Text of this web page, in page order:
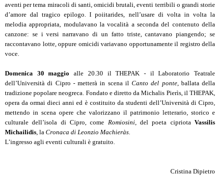
aventi per tema miracoli di santi, omicidi brutali, eventi terribili o grandi storie
d’amore dal tragico epilogo. I poiitarides, nell’usare di volta in volta la
melodia appropriata, modulavano la vocalità a seconda del contenuto della
canzone: se i versi narravano di un fatto triste, cantavano piangendo; se
raccontavano lotte, oppure omicidi variavano opportunamente il registro della
voce.
Domenica 30 maggio alle 20.30 il THEPAK - il Laboratorio Teatrale
dell’Università di Cipro - metterà in scena il Canto del ponte, ballata della
tradizione popolare neogreca. Fondato e diretto da Michalis Pierìs, il THEPAK,
opera da ormai dieci anni ed è costituito da studenti dell’Università di Cipro,
mettendo in scena opere che valorizzano il patrimonio letterario, storico e
culturale dell’isola di Cipro, come Romiosini, del poeta cipriotaVassilis
Michailidis , la Cronaca di Leonzio Machieràs
L’ingresso agli eventi culturali è gratuito.
Cristina Dipietro